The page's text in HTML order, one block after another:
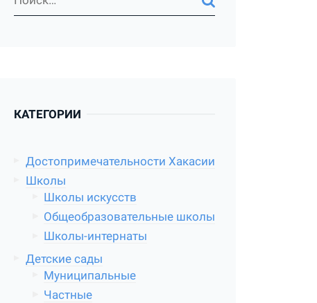
КАТЕГОРИИ
Достопримечательности Хакасии
Школы
Школы искусств
Общеобразовательные школы
Школы-интернаты
Детские сады
Муниципальные
Частные